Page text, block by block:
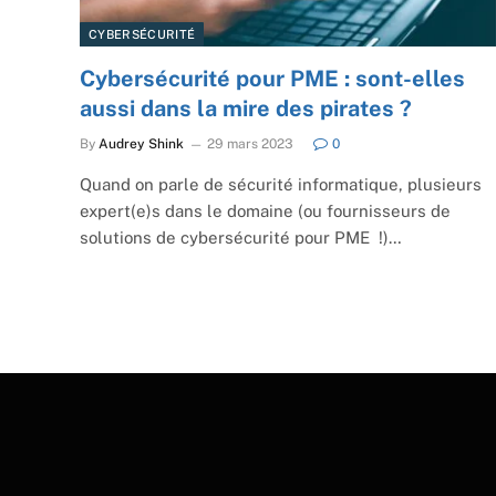
CYBERSÉCURITÉ
Cybersécurité pour PME : sont-elles
aussi dans la mire des pirates ?
By Audrey Shink 29 mars 2023 0
Quand on parle de sécurité informatique, plusieurs
expert(e)s dans le domaine (ou fournisseurs de
solutions de cybersécurité pour PME !)…